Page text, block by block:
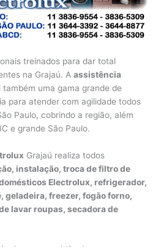
treinados para dar total
na Grajaú. A assistência
também uma gama grande de
para atender com agilidade todos
Paulo, cobrindo a região, além
e grande São Paulo.
Grajaú realiza todos
instalação, troca de filtro de
Electrolux, refrigerador,
geladeira, freezer, fogão forno,
lavar roupas, secadora de